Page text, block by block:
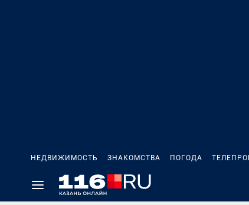
НЕДВИЖИМОСТЬ ЗНАКОМСТВА ПОГОДА